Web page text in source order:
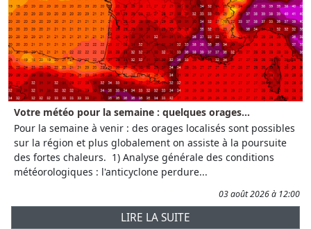
Votre météo pour la semaine : quelques orages...
Pour la semaine à venir : des orages localisés sont possibles
sur la région et plus globalement on assiste à la poursuite
des fortes chaleurs. 1) Analyse générale des conditions
météorologiques : l'anticyclone perdure...
03 août 2026 à 12:00
LIRE LA SUITE